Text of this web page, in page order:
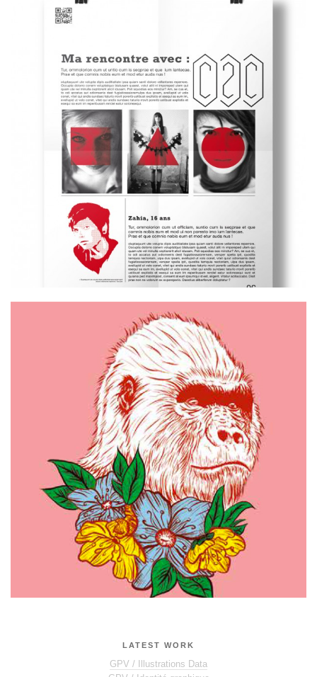
LATEST WORK
GPV / Illustrations Data